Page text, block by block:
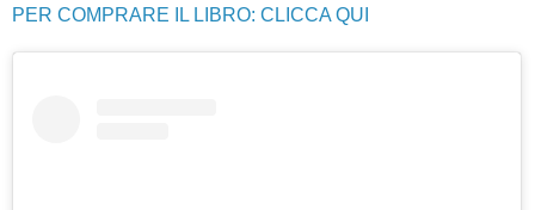
PER COMPRARE IL LIBRO: CLICCA QUI